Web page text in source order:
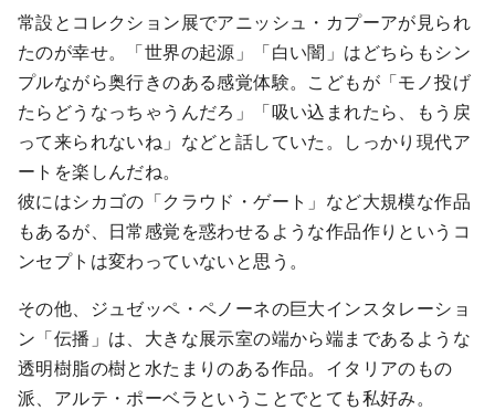
常設とコレクション展でアニッシュ・カプーアが見られ
たのが幸せ。「世界の起源」「白い闇」はどちらもシン
プルながら奥行きのある感覚体験。こどもが「モノ投げ
たらどうなっちゃうんだろ」「吸い込まれたら、もう戻
って来られないね」などと話していた。しっかり現代ア
ートを楽しんだね。
彼にはシカゴの「クラウド・ゲート」など大規模な作品
もあるが、日常感覚を惑わせるような作品作りというコ
ンセプトは変わっていないと思う。
その他、ジュゼッペ・ペノーネの巨大インスタレーショ
ン「伝播」は、大きな展示室の端から端まであるような
透明樹脂の樹と水たまりのある作品。イタリアのもの
派、アルテ・ポーベラということでとても私好み。